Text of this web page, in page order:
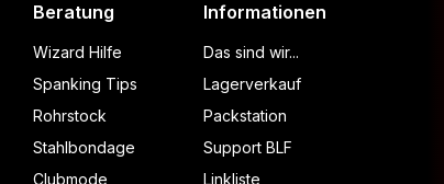
Beratung
Wizard Hilfe
Spanking Tips
Rohrstock
Stahlbondage
Clubmode
Informationen
Das sind wir...
Lagerverkauf
Packstation
Support BLF
Linkliste